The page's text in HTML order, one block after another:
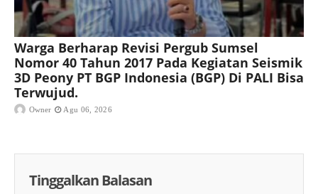
Warga Berharap Revisi Pergub Sumsel
Nomor 40 Tahun 2017 Pada Kegiatan Seismik
3D Peony PT BGP Indonesia (BGP) Di PALI Bisa
Terwujud.
Owner Agu 06, 2026
Tinggalkan Balasan